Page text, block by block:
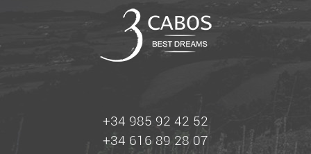
+34 985 92 42 52
+34 616 89 28 07